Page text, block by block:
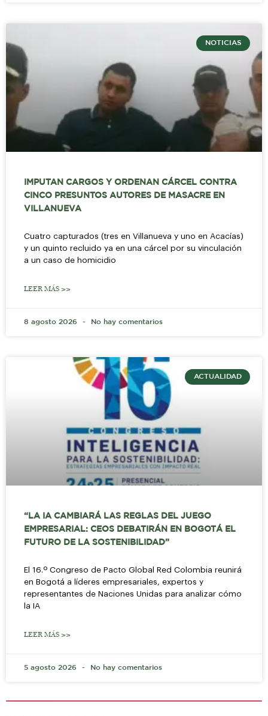
NOTICIAS
IMPUTAN CARGOS Y ORDENAN CÁRCEL CONTRA
CINCO PRESUNTOS AUTORES DE MASACRE EN
VILLANUEVA
Cuatro capturados (tres en Villanueva y uno en Acacías)
y un quinto recluido ya en una cárcel por su vinculación
a un caso de homicidio
LEER MÁS >>
8 agosto 2026 No hay comentarios
ACTUALIDAD
“LA IA CAMBIARÁ LAS REGLAS DEL JUEGO
EMPRESARIAL: CEOS DEBATIRÁN EN BOGOTÁ EL
FUTURO DE LA SOSTENIBILIDAD”
El 16.º Congreso de Pacto Global Red Colombia reunirá
en Bogotá a líderes empresariales, expertos y
representantes de Naciones Unidas para analizar cómo
la IA
LEER MÁS >>
5 agosto 2026 No hay comentarios